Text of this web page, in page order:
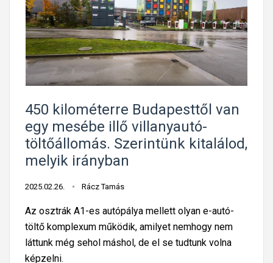
450 kilométerre Budapesttől van
egy mesébe illő villanyautó-
töltőállomás. Szerintünk kitalálod,
melyik irányban
2025.02.26. Rácz Tamás
Az osztrák A1-es autópálya mellett olyan e-autó-
töltő komplexum működik, amilyet nemhogy nem
láttunk még sehol máshol, de el se tudtunk volna
képzelni.